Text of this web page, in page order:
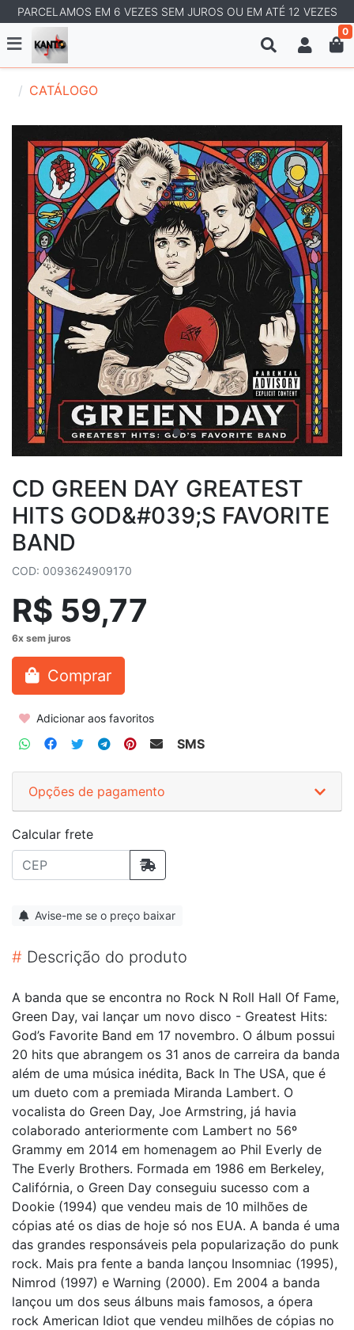
PARCELAMOS EM 6 VEZES SEM JUROS OU EM ATÉ 12 VEZES
0
CATÁLOGO
CD GREEN DAY GREATEST
HITS GOD&#039;S FAVORITE
BAND
COD: 0093624909170
R$ 59,77
Comprar
Adicionar aos favoritos
SMS
Opções de pagamento
Calcular frete
Avise-me se o preço baixar
# Descrição do produto
A banda que se encontra no Rock N Roll Hall Of Fame,
Green Day, vai lançar um novo disco - Greatest Hits:
God’s Favorite Band em 17 novembro. O álbum possui
20 hits que abrangem os 31 anos de carreira da banda
além de uma música inédita, Back In The USA, que é
um dueto com a premiada Miranda Lambert. O
vocalista do Green Day, Joe Armstring, já havia
colaborado anteriormente com Lambert no 56º
Grammy em 2014 em homenagem ao Phil Everly de
The Everly Brothers. Formada em 1986 em Berkeley,
Califórnia, o Green Day conseguiu sucesso com a
Dookie (1994) que vendeu mais de 10 milhões de
cópias até os dias de hoje só nos EUA. A banda é uma
das grandes responsáveis pela popularização do punk
rock. Mais pra fente a banda lançou Insomniac (1995),
Nimrod (1997) e Warning (2000). Em 2004 a banda
lançou um dos seus álbuns mais famosos, a ópera
rock American Idiot que vendeu milhões de cópias no